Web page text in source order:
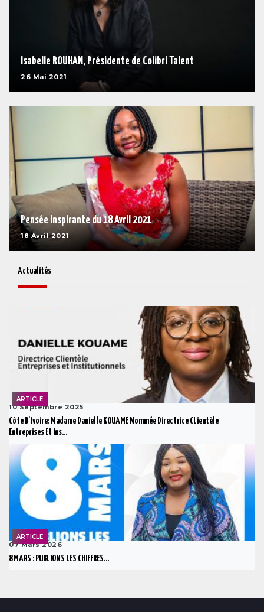
Isabelle ROUHAN, Présidente de Colibri Talent
26 Mai 2021
Pensée inspirante du 18 Avril 2021
18 Avril 2021
Actualités
ARTICLE
10 Septembre 2025
Côte D'Ivoire: Madame Danielle KOUAME Nommée Directrice CLientèle
Entreprises Et Ins...
ARTICLE
07 Mars 2026
8 MARS : PUBLIONS LES CHIFFRES...